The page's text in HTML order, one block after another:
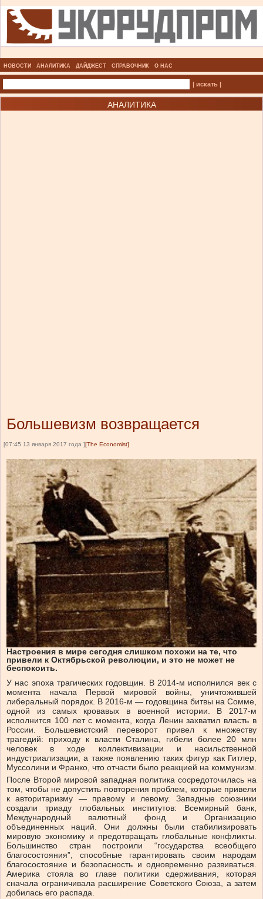
НОВОСТИ АНАЛИТИКА ДАЙДЖЕСТ СПРАВОЧНИК О НАС
| искать |
АНАЛИТИКА
Большевизм возвращается
[07:45 13 января 2017 года ] [The Economist]
Настроения в мире сегодня слишком похожи на те, что
привели к Октябрьской революции, и это не может не
беспокоить.
У нас эпоха трагических годовщин. В 2014-м исполнился век с
момента начала Первой мировой войны, уничтожившей
либеральный порядок. В 2016-м — годовщина битвы на Сомме,
одной из самых кровавых в военной истории. В 2017-м
исполнится 100 лет с момента, когда Ленин захватил власть в
России. Большевистский переворот привел к множеству
трагедий: приходу к власти Сталина, гибели более 20 млн
человек в ходе коллективизации и насильственной
индустриализации, а также появлению таких фигур как Гитлер,
Муссолини и Франко, что отчасти было реакцией на коммунизм.
После Второй мировой западная политика сосредоточилась на
том, чтобы не допустить повторения проблем, которые привели
к авторитаризму — правому и левому. Западные союзники
создали триаду глобальных институтов: Всемирный банк,
Международный валютный фонд и Организацию
объединенных наций. Они должны были стабилизировать
мировую экономику и предотвращать глобальные конфликты.
Большинство стран построили “государства всеобщего
благосостояния”, способные гарантировать своим народам
благосостояние и безопасность и одновременно развиваться.
Америка стояла во главе политики сдерживания, которая
сначала ограничивала расширение Советского Союза, а затем
добилась его распада.